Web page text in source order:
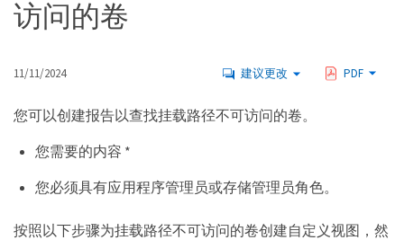
访问的卷
11/11/2024 建议更改 PDF
您可以创建报告以查找挂载路径不可访问的卷。
您需要的内容 *
您必须具有应用程序管理员或存储管理员角色。
按照以下步骤为挂载路径不可访问的卷创建自定义视图，然